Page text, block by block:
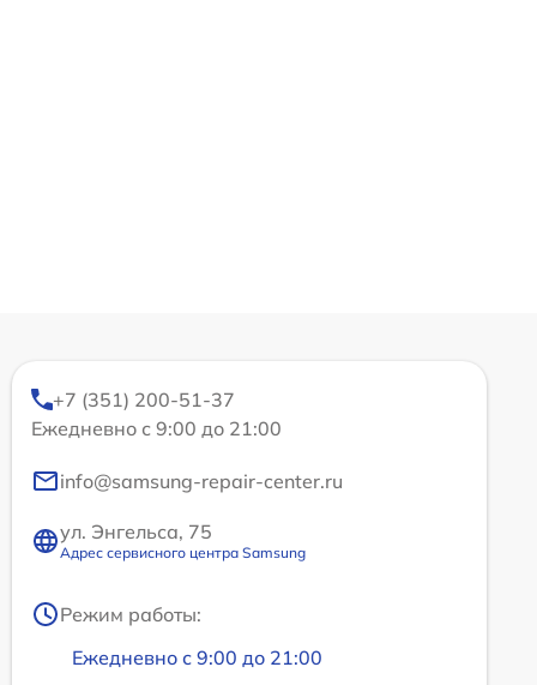
+7 (351) 200-51-37
Ежедневно с 9:00 до 21:00
info@samsung-repair-center.ru
ул. Энгельса, 75
Адрес сервисного центра Samsung
Режим работы:
Ежедневно с 9:00 до 21:00